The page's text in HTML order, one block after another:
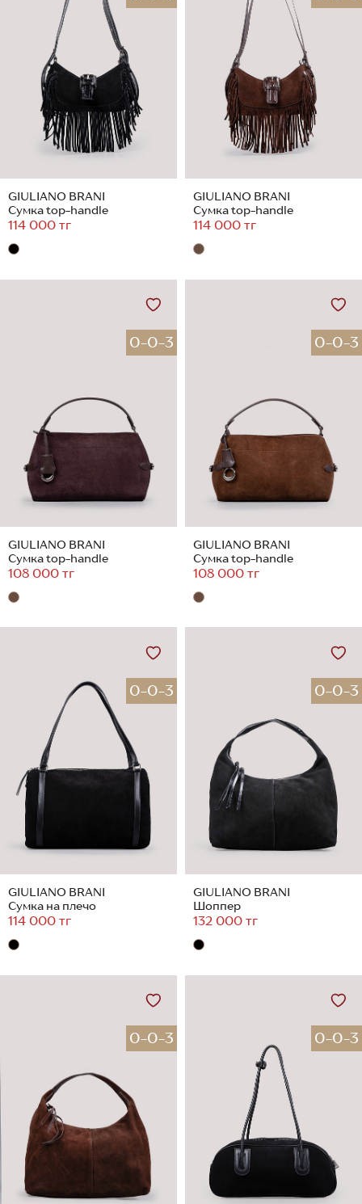
GIULIANO BRANI
Сумка top-handle
114 000 тг
GIULIANO BRANI
Сумка top-handle
114 000 тг
0-0-3
GIULIANO BRANI
Сумка top-handle
108 000 тг
0-0-3
GIULIANO BRANI
Сумка top-handle
108 000 тг
0-0-3
GIULIANO BRANI
Сумка на плечо
114 000 тг
0-0-3
GIULIANO BRANI
Шоппер
132 000 тг
0-0-3 0-0-3